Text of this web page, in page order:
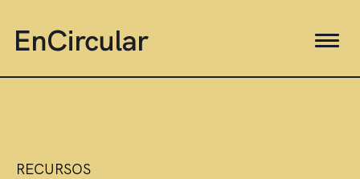
RECURSOS